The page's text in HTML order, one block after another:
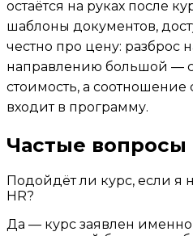
остаётся на руках после
шаблоны документов,
честно про цену: разброс
направлению большой —
стоимость, а соотношение
входит в программу.
Частые вопросы
Подойдёт ли курс, если я
HR?
Да — курс заявлен именно